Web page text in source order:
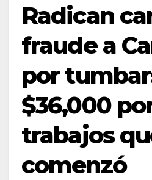
Radican
fraude a
por
$36,000
trabajos
comenzó